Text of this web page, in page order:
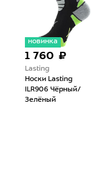
новинка
1 760 ₽
Lasting
Носки Lasting
ILR906 Чёрный/
Зелёный